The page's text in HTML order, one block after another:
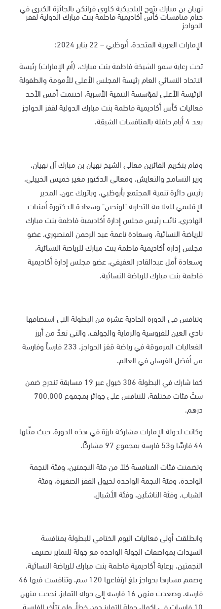
نهيان بن مبارك يتوج البلجيكية كلوي فرانكن بالجائزة الكبرى في
ختام منافسات كأس أكاديمية فاطمة بنت مبارك الدولية لقفز
الحواجز
الإمارات العربية المتحدة، أبوظبي – 22 يناير 2024:
تحت رعاية سمو الشيخة فاطمة بنت مبارك، (أم الإمارات) رئيسة
الاتحاد النسائي العام رئيسة المجلس الأعلى للأمومة والطفولة
الرئيسة الأعلى لمؤسسة التنمية الأسرية، اختتمت أمس الأحد
فعاليات كأس أكاديمية فاطمة بنت مبارك الدولية لقفز الحواجز
بعد 4 أيام حافلة بالمنافسات الشيقة.
وقام بتكريم الفائزين معالي الشيخ نهيان بن مبارك آل نهيان،
وزير التسامح والتعايش، ومعالي الدكتور مغير خميس الخييلي،
رئيس دائرة تنمية المجتمع بأبوظبي، وباتريك عون، المدير
الإقليمي للعلامة التجارية "لونجين" وسعادة الدكتورة أمنيات
الهاجري، نائب رئيس مجلس إدارة أكاديمية فاطمة بنت مبارك
للرياضة النسائية، وسعادة ناعمة عبد الرحمن المنصوري، عضو
مجلس إدارة أكاديمية فاطمة بنت مبارك للرياضة النسائية،
وسعادة أمل عبدالقادر العفيفي، عضو مجلس إدارة أكاديمية
فاطمة بنت مبارك للرياضة النسائية.
وتنافس في الدورة الحادية عشرة من البطولة التي استضافها
نادي العين للفروسية والرماية والجولف، والتي تعدّ من أبرز
الفعاليات المرموقة في رياضة قفز الحواجز، 233 فارساً وفارسة
من أفضل الفرسان في العالم.
كما شارك في البطولة 306 خيول عبر 19 مسابقة تندرج ضمن
ستّ فئات مختلفة، للتنافس على جوائز بمجموع 700,000
درهم.
وكانت لدولة الإمارات مشاركة بارزة في هذه الدورة، حيث مثّلها
44 فارسًا و53 فارسة بمجموع 97 مشاركًا.
وتضمنت فئات المنافسة كلاً من فئة النجمتين، وفئة النجمة
الواحدة، وفئة النجمة الواحدة لخيول القفز الصغيرة، وفئة
الشباب، وفئة الناشئين، وفئة الأشبال.
وانطلقت أولى فعاليات اليوم الختامي للبطولة بمنافسة
السيدات بمواصفات الجولة الواحدة مع جولة للتمايز تصنيف
النجمتين، برعاية أكاديمية فاطمة بنت مبارك للرياضة النسائية،
وصمم مسارها بحواجز بلغ ارتفاعها 120 سم، وتنافست فيها 46
فارسة، وصعدت منهن 16 فارسة إلى جولة التمايز، نجحت منهن